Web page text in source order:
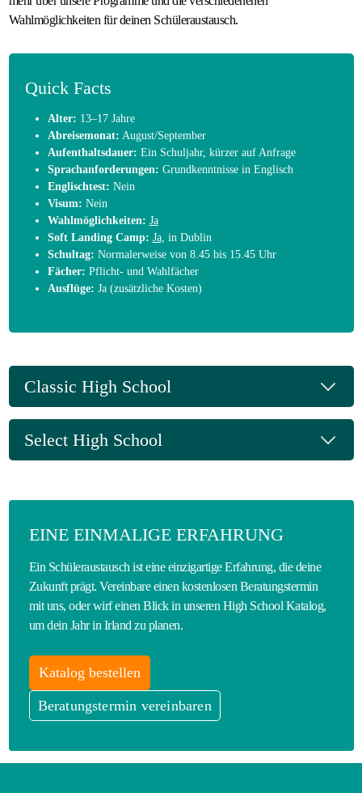
Wahlmöglichkeiten für deinen Schüleraustausch.
Quick Facts
Alter: 13–17 Jahre
Abreisemonat: August/September
Aufenthaltsdauer: Ein Schuljahr, kürzer auf Anfrage
Sprachanforderungen: Grundkenntnisse in Englisch
Englischtest: Nein
Visum: Nein
Wahlmöglichkeiten: Ja
Soft Landing Camp: Ja, in Dublin
Schultag: Normalerweise von 8.45 bis 15.45 Uhr
Fächer: Pflicht- und Wahlfächer
Ausflüge: Ja (zusätzliche Kosten)
Classic High School
Select High School
EINE EINMALIGE ERFAHRUNG
Ein Schüleraustausch ist eine einzigartige Erfahrung, die deine
Zukunft prägt. Vereinbare einen kostenlosen Beratungstermin
mit uns, oder wirf einen Blick in unseren High School Katalog,
um dein Jahr in Irland zu planen.
Katalog bestellen
Beratungstermin vereinbaren